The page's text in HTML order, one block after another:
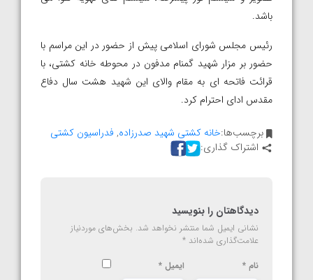
باشد.
رئیس مجلس شورای اسلامی پیش از حضور در این مراسم با
حضور بر مزار شهید گمنام مدفون در محوطه خانه کشتی، با
قرائت فاتحه ای به مقام والای این شهید هشت سال دفاع
مقدس ادای احترام کرد.
برچسب‌ها:خانه کشتی شهید صدرزاده, فدراسیون کشتی
اشتراک گذاری:
دیدگاهتان را بنویسید
نشانی ایمیل شما منتشر نخواهد شد. بخش‌های موردنیاز
علامت‌گذاری شده‌اند *
نام * ایمیل *